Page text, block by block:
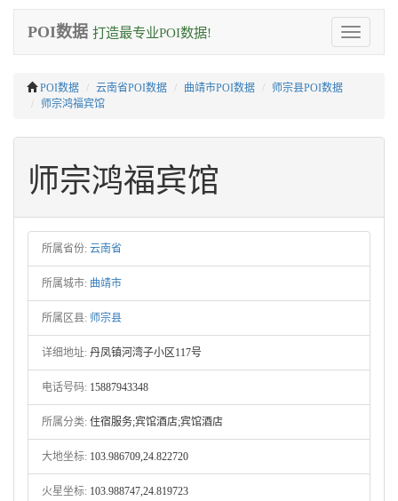
Toggle
navigation
POI数据 打造最专业POI数据!
POI数据 云南省POI数据 曲靖市POI数据
师宗县POI数据
师宗鸿福宾馆
师宗鸿福宾馆
所属省份: 云南省
所属城市: 曲靖市
所属区县: 师宗县
详细地址: 丹凤镇河湾子小区117号
电话号码: 15887943348
所属分类: 住宿服务;宾馆酒店;宾馆酒店
大地坐标: 103.986709,24.822720
火星坐标: 103.988747,24.819723